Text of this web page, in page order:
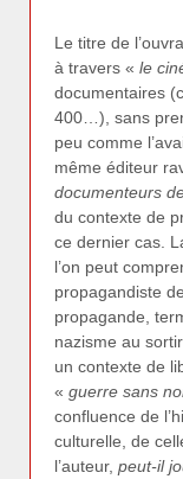
Le titre de
à travers « le
documentaires
400…), sans
peu comme
même éditeur
documenteurs
du contexte de
ce dernier cas.
l’on peut
propagandiste
propagande,
nazisme au
un contexte de
« guerre sans
confluence de
culturelle, de
l’auteur, peut-il